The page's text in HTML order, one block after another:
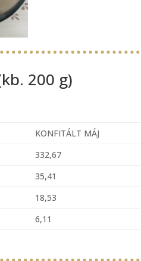
200 g)
KONFITÁLT MÁJ
332,67
35,41
18,53
6,11